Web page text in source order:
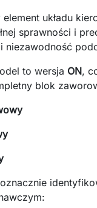
układu
sprawności i
niezawodność
to wersja ON,
blok